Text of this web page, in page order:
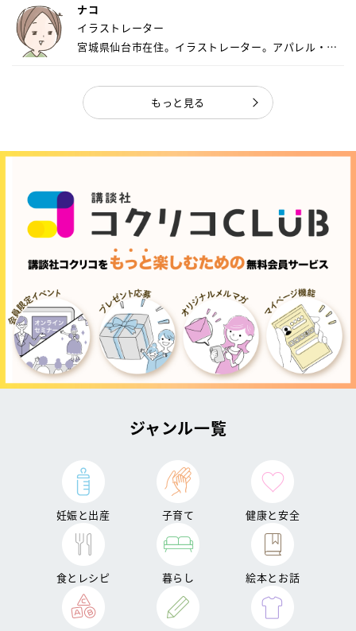
ナコ
イラストレーター
宮城県仙台市在住。イラストレーター。アパレル・キ
もっと見る
ジャンル一覧
妊娠と出産 子育て 健康と安全
食とレシピ 暮らし 絵本とお話